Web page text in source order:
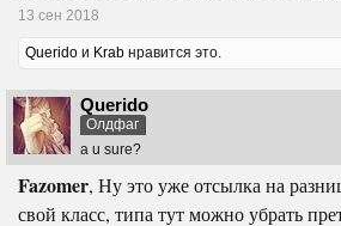
13 сен 2018
Querido и Krab нравится это.
Querido
Олдфаг
a u sure?
Fazomer, Ну это уже отсылка на
свой класс, типа тут можно убрать